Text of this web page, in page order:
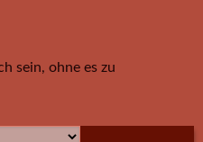
sein, ohne es zu